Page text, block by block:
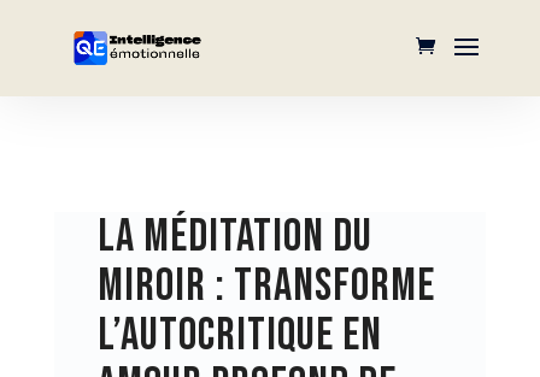
LA MÉDITATION DU
MIROIR : TRANSFORME
L’AUTOCRITIQUE EN